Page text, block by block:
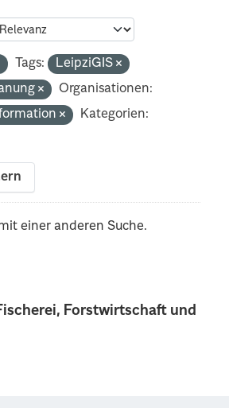
Forstwirtschaft und
Tags:
LeipziGIS
Organisationen:
Kategorien:
einer anderen Suche.